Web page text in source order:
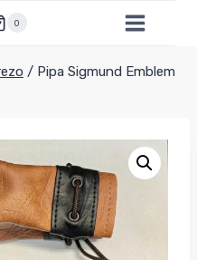
0
/ Pipa Sigmund Emblem